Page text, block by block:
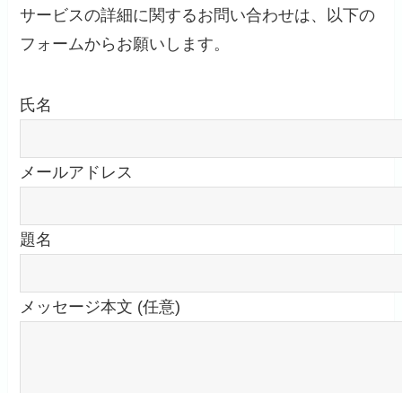
サービスの詳細に関するお問い合わせは、以下の
フォームからお願いします。
氏名
メールアドレス
題名
メッセージ本文 (任意)